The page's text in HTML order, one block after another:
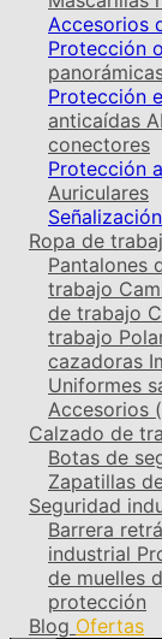
Accesorios
Protección
Protección
anticaídas
conectores
Protección
Auriculares
Señalización
Ropa de
Pantalones
trabajo
de trabajo
trabajo
cazadoras
Uniformes
Accesorios
Calzado de
Botas de
Zapatillas
Seguridad
Barrera
industrial
de muelles
protección
Blog Ofertas